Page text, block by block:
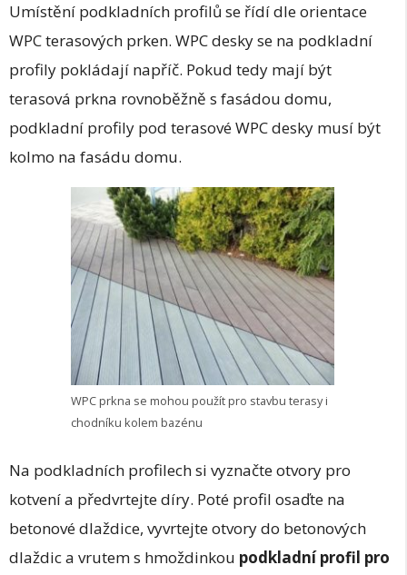
Umístění podkladních profilů se řídí dle orientace
WPC terasových prken. WPC desky se na podkladní
profily pokládají napříč. Pokud tedy mají být
terasová prkna rovnoběžně s fasádou domu,
podkladní profily pod terasové WPC desky musí být
kolmo na fasádu domu.
WPC prkna se mohou použít pro stavbu terasy i
chodníku kolem bazénu
Na podkladních profilech si vyznačte otvory pro
kotvení a předvrtejte díry. Poté profil osaďte na
betonové dlaždice, vyvrtejte otvory do betonových
dlaždic a vrutem s hmoždinkou podkladní profil pro